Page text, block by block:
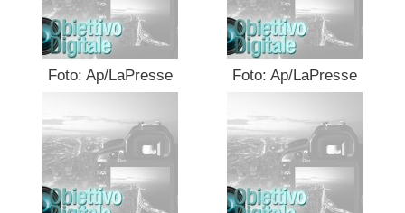
Foto: Ap/LaPresse Foto: Ap/LaPresse